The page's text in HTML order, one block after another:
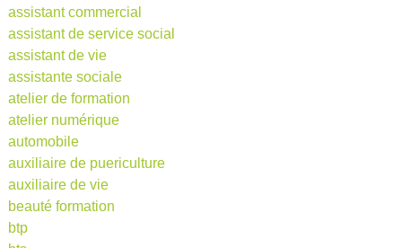
assistant commercial
assistant de service social
assistant de vie
assistante sociale
atelier de formation
atelier numérique
automobile
auxiliaire de puericulture
auxiliaire de vie
beauté formation
btp